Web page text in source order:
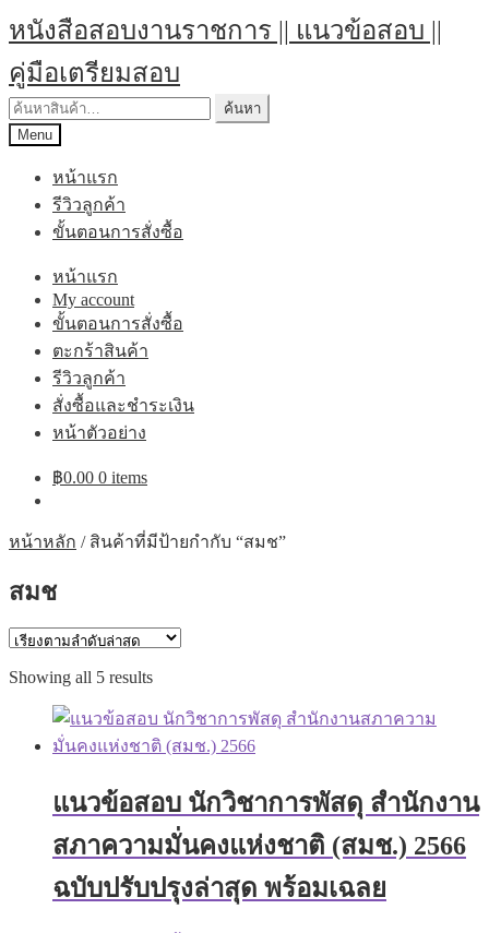
Skip
to
navigation
Skip
to
content
หนังสือสอบงานราชการ || แนวข้อสอบ ||
คู่มือเตรียมสอบ
ค้นหา:
ค้นหา
Menu
หน้าแรก
รีวิวลูกค้า
ขั้นตอนการสั่งซื้อ
หน้าแรก
My account
ขั้นตอนการสั่งซื้อ
ตะกร้าสินค้า
รีวิวลูกค้า
สั่งซื้อและชำระเงิน
หน้าตัวอย่าง
฿0.00 0 items
หน้าหลัก / สินค้าที่มีป้ายกำกับ “สมช”
สมช
Showing all 5 resultsSorted
latest
แนวข้อสอบ นักวิชาการพัสดุ สำนักงาน
สภาความมั่นคงแห่งชาติ (สมช.) 2566
ฉบับปรับปรุงล่าสุด พร้อมเฉลย